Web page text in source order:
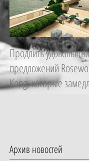
Продлить
предложений
Kong, которые
Архив новостей